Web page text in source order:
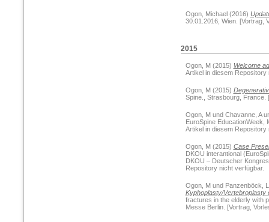
Ogon, Michael(2016)
30.01.2016, Wien. [Vortrag,
2015
Ogon, M(2015) Welcome
Artikel in diesem Repository
Ogon, M(2015)
Spine., Strasbourg, France.
Ogon, Mund Chavanne, A
EuroSpine EducationWeek,
Artikel in diesem Repository
Ogon, M(2015) Case
DKOU interantional
DKOU – Deutscher
Repository nicht verfügbar.
Ogon, Mund Panzenböck, L
Kyphoplasty/Vertebroplasty
fractures in the elderly with
Messe Berlin. [Vortrag,